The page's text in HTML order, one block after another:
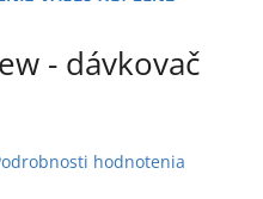
- dávkovač
hodnotenia